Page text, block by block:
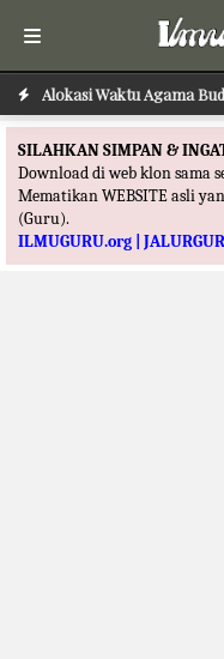
Alokasi Waktu Agama
SILAHKAN SIMPAN &
Download di web klon sama
Mematikan WEBSITE asli
(Guru).
ILMUGURU.org |